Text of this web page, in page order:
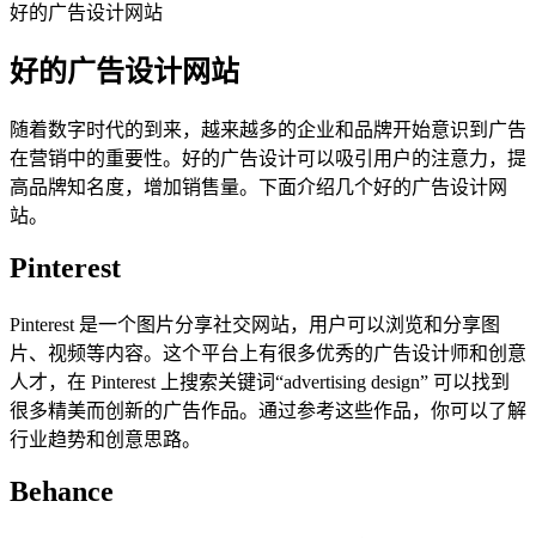
好的广告设计网站
好的广告设计网站
随着数字时代的到来，越来越多的企业和品牌开始意识到广告
在营销中的重要性。好的广告设计可以吸引用户的注意力，提
高品牌知名度，增加销售量。下面介绍几个好的广告设计网
站。
Pinterest
Pinterest 是一个图片分享社交网站，用户可以浏览和分享图
片、视频等内容。这个平台上有很多优秀的广告设计师和创意
人才，在 Pinterest 上搜索关键词“advertising design” 可以找到
很多精美而创新的广告作品。通过参考这些作品，你可以了解
行业趋势和创意思路。
Behance